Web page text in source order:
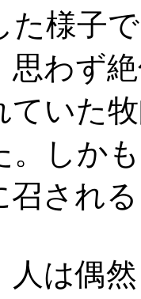
た様子
思わず
ていた
。しか
召され
は偶